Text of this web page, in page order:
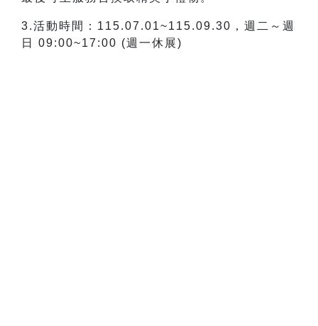
3.活動時間：115.07.01~115.09.30， 週二～週
日 09:00~17:00 (週一休展)